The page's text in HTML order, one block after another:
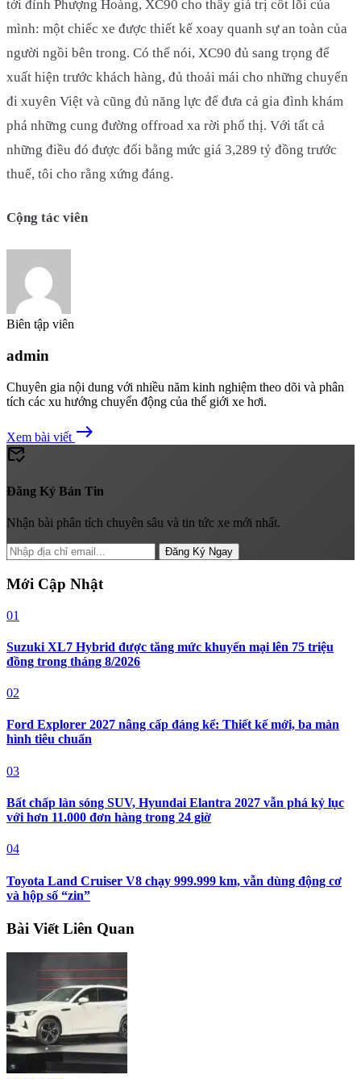
tới đỉnh Phượng Hoàng, XC90 cho thấy giá trị cốt lõi của
mình: một chiếc xe được thiết kế xoay quanh sự an toàn của
người ngồi bên trong. Có thể nói, XC90 đủ sang trọng để
xuất hiện trước khách hàng, đủ thoải mái cho những chuyến
đi xuyên Việt và cũng đủ năng lực để đưa cả gia đình khám
phá những cung đường offroad xa rời phố thị. Với tất cả
những điều đó được đổi bằng mức giá 3,289 tỷ đồng trước
thuế, tôi cho rằng xứng đáng.
Cộng tác viên
Biên tập viên
admin
Chuyên gia nội dung với nhiều năm kinh nghiệm theo dõi và phân
tích các xu hướng chuyển động của thế giới xe hơi.
Xem bài viết east
mark_email_read
Đăng Ký Bản Tin
Nhận bài phân tích chuyên sâu và tin tức xe mới nhất.
Đăng Ký Ngay
Mới Cập Nhật
01
Suzuki XL7 Hybrid được tăng mức khuyến mại lên 75 triệu
đồng trong tháng 8/2026
02
Ford Explorer 2027 nâng cấp đáng kể: Thiết kế mới, ba màn
hình tiêu chuẩn
03
Bất chấp làn sóng SUV, Hyundai Elantra 2027 vẫn phá kỷ lục
với hơn 11.000 đơn hàng trong 24 giờ
04
Toyota Land Cruiser V8 chạy 999.999 km, vẫn dùng động cơ
và hộp số “zin”
Bài Viết Liên Quan